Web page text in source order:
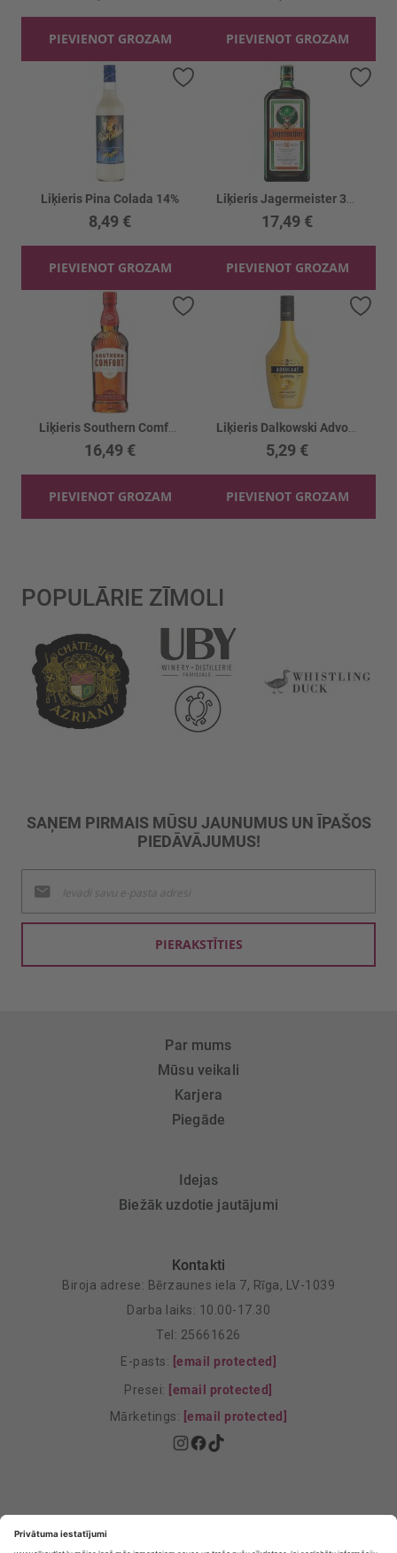
PIEVIENOT GROZAM PIEVIENOT GROZAM
Liķieris Pina Colada 14%
8,49 €
PIEVIENOT GROZAM
Pievienot vēlmju sarakstam
17,49 €
PIEVIENOT GROZAM
16,49 €
PIEVIENOT GROZAM
5,29 €
PIEVIENOT GROZAM
POPULĀRIE ZĪMOLI
SAŅEM PIRMAIS MŪSU JAUNUMUS UN ĪPAŠOS
PIEDĀVĀJUMUS!
jaunumu
saņemšanai:
PIERAKSTĪTIES
Par mums
Mūsu veikali
Karjera
Piegāde
Idejas
Biežāk uzdotie jautājumi
Kontakti
Biroja adrese: Bērzaunes iela 7, Rīga, LV-1039
Darba laiks: 10.00-17.30
Tel: 25661626
E-pasts: [email protected]
Presei: [email protected]
Mārketings: [email protected]
Privātuma Iestatījumi